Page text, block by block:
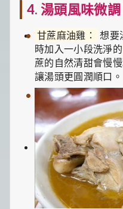
4. 湯頭風味微調
甘蔗麻油雞：
想要
時加入一小段洗淨的
蔗的自然清甜會慢
讓湯頭更圓潤順口。